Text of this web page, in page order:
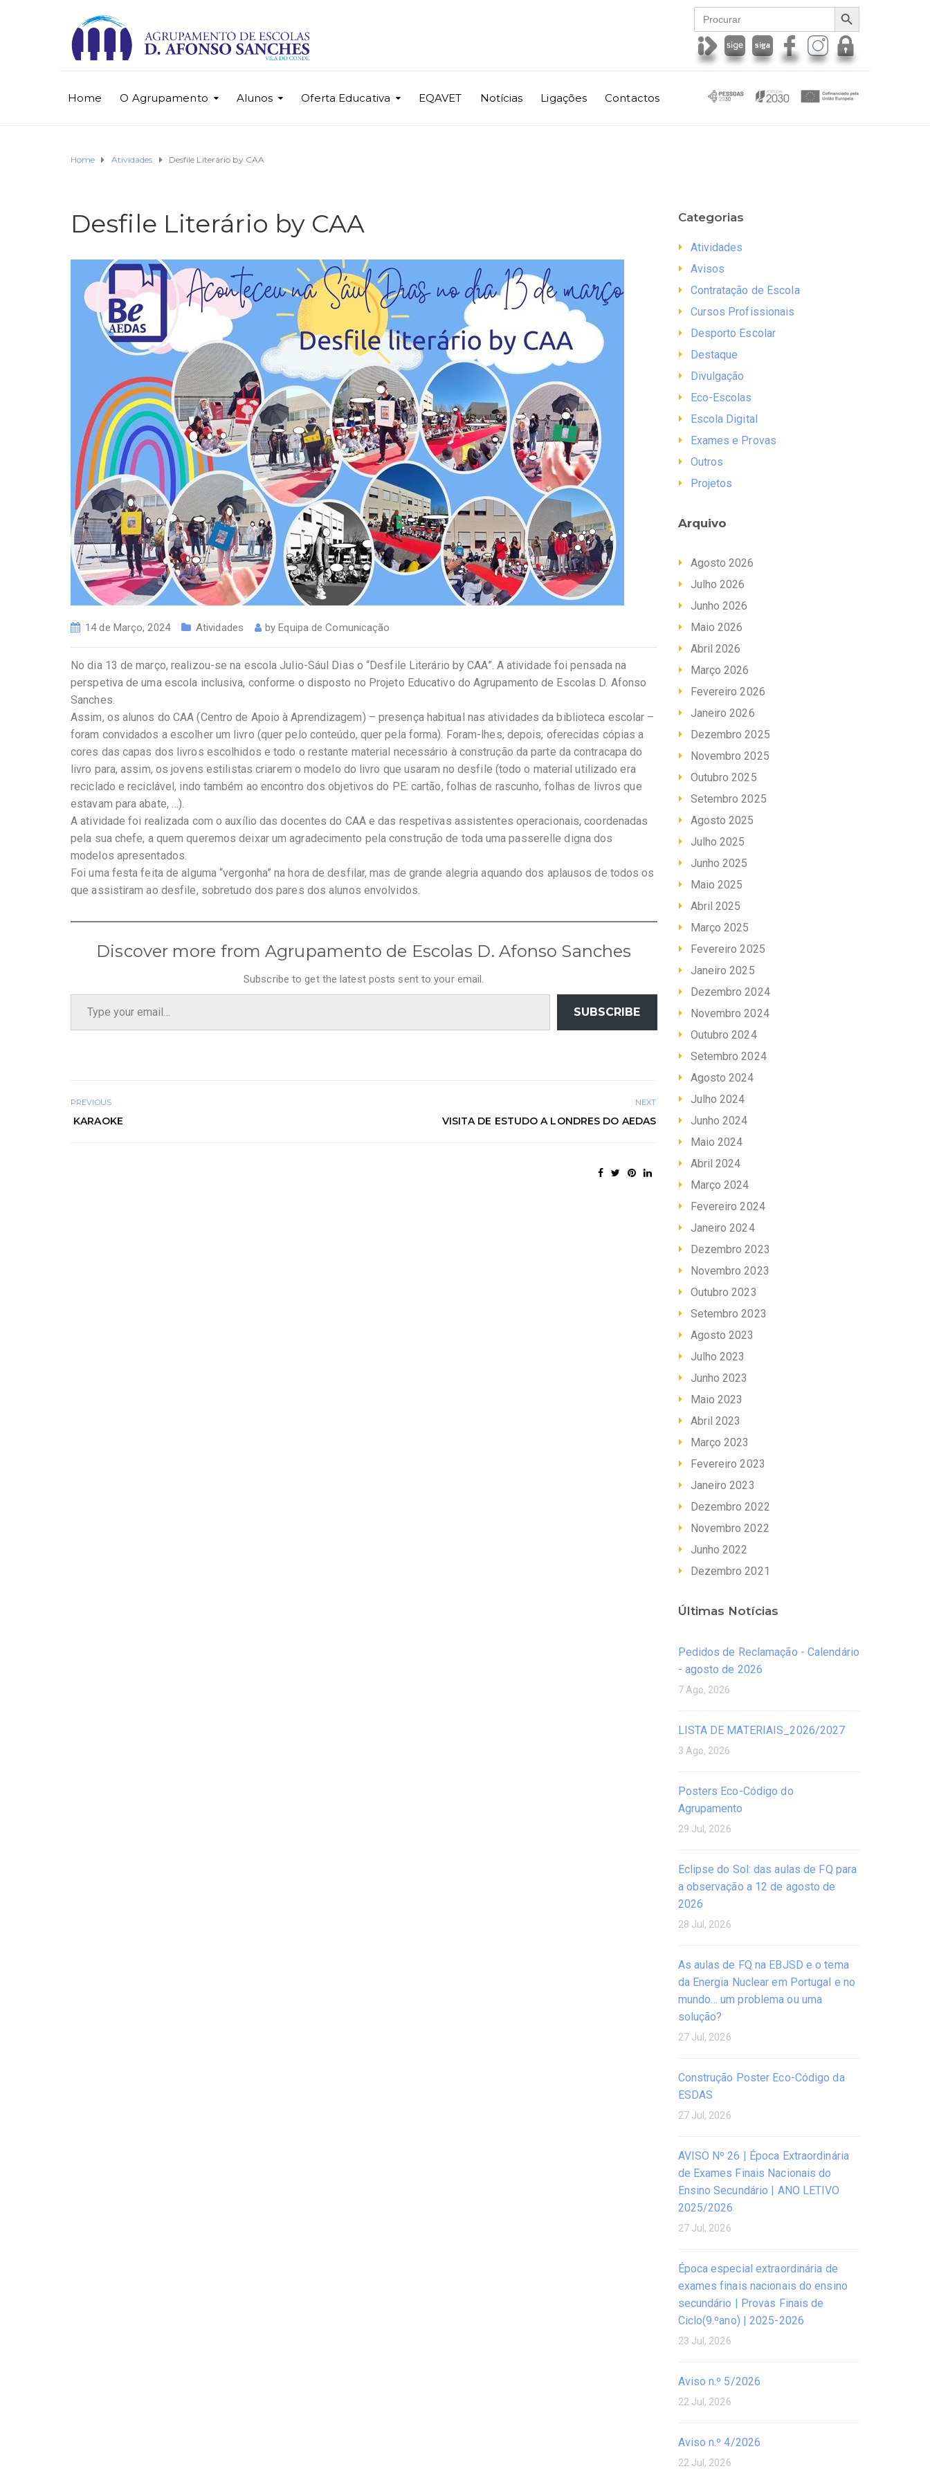
Search
for:
SEARCH BUTTON
Home O Agrupamento Alunos Oferta Educativa EQAVET Notícias Ligações Contactos
Home Atividades Desfile Literário by CAA
Desfile Literário by CAA
14 de Março, 2024 Atividades byEquipa de Comunicação
No dia 13 de março, realizou-se na escola Julio-Sául Dias o “Desfile Literário by CAA”. A atividade foi pensada na
perspetiva de uma escola inclusiva, conforme o disposto no Projeto Educativo do Agrupamento de Escolas D. Afonso
Sanches.
Assim, os alunos do CAA (Centro de Apoio à Aprendizagem) – presença habitual nas atividades da biblioteca escolar –
foram convidados a escolher um livro (quer pelo conteúdo, quer pela forma). Foram-lhes, depois, oferecidas cópias a
cores das capas dos livros escolhidos e todo o restante material necessário à construção da parte da contracapa do
livro para, assim, os jovens estilistas criarem o modelo do livro que usaram no desfile (todo o material utilizado era
reciclado e reciclável, indo também ao encontro dos objetivos do PE: cartão, folhas de rascunho, folhas de livros que
estavam para abate, …).
A atividade foi realizada com o auxílio das docentes do CAA e das respetivas assistentes operacionais, coordenadas
pela sua chefe, a quem queremos deixar um agradecimento pela construção de toda uma passerelle digna dos
modelos apresentados.
Foi uma festa feita de alguma “vergonha” na hora de desfilar, mas de grande alegria aquando dos aplausos de todos os
que assistiram ao desfile, sobretudo dos pares dos alunos envolvidos.
Discover more from Agrupamento de Escolas D. Afonso Sanches
Subscribe to get the latest posts sent to your email.
Type your email…
SUBSCRIBE
PREVIOUS
KARAOKE
NEXT
VISITA DE ESTUDO A LONDRES DO AEDAS
Categorias
Atividades
Avisos
Contratação de Escola
Cursos Profissionais
Desporto Escolar
Destaque
Divulgação
Eco-Escolas
Escola Digital
Exames e Provas
Outros
Projetos
Arquivo
Agosto 2026
Julho 2026
Junho 2026
Maio 2026
Abril 2026
Março 2026
Fevereiro 2026
Janeiro 2026
Dezembro 2025
Novembro 2025
Outubro 2025
Setembro 2025
Agosto 2025
Julho 2025
Junho 2025
Maio 2025
Abril 2025
Março 2025
Fevereiro 2025
Janeiro 2025
Dezembro 2024
Novembro 2024
Outubro 2024
Setembro 2024
Agosto 2024
Julho 2024
Junho 2024
Maio 2024
Abril 2024
Março 2024
Fevereiro 2024
Janeiro 2024
Dezembro 2023
Novembro 2023
Outubro 2023
Setembro 2023
Agosto 2023
Julho 2023
Junho 2023
Maio 2023
Abril 2023
Março 2023
Fevereiro 2023
Janeiro 2023
Dezembro 2022
Novembro 2022
Junho 2022
Dezembro 2021
Últimas Notícias
Pedidos de Reclamação - Calendário
- agosto de 2026
7 Ago, 2026
LISTA DE MATERIAIS_2026/2027
3 Ago, 2026
Posters Eco-Código do
Agrupamento
29 Jul, 2026
Eclipse do Sol: das aulas de FQ para
a observação a 12 de agosto de
2026
28 Jul, 2026
As aulas de FQ na EBJSD e o tema
da Energia Nuclear em Portugal e no
mundo… um problema ou uma
solução?
27 Jul, 2026
Construção Poster Eco-Código da
ESDAS
27 Jul, 2026
AVISO Nº 26 | Época Extraordinária
de Exames Finais Nacionais do
Ensino Secundário | ANO LETIVO
2025/2026
27 Jul, 2026
Época especial extraordinária de
exames finais nacionais do ensino
secundário | Provas Finais de
Ciclo(9.ºano) | 2025-2026
23 Jul, 2026
Aviso n.º 5/2026
22 Jul, 2026
Aviso n.º 4/2026
22 Jul, 2026